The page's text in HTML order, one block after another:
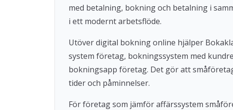
med betalning, bokning och betalning i
i ett modernt arbetsflöde.
Utöver digital bokning online hjälper
system företag, bokningssystem med
bokningsapp företag. Det gör att
tider och påminnelser.
För företag som jämför affärssystem